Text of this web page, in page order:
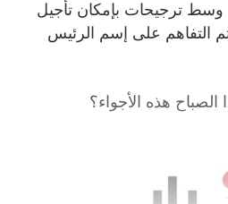
وسط ترجيحات بإمكان تأجيل
التفاهم على إسم الرئيس
هذه الأجواء؟